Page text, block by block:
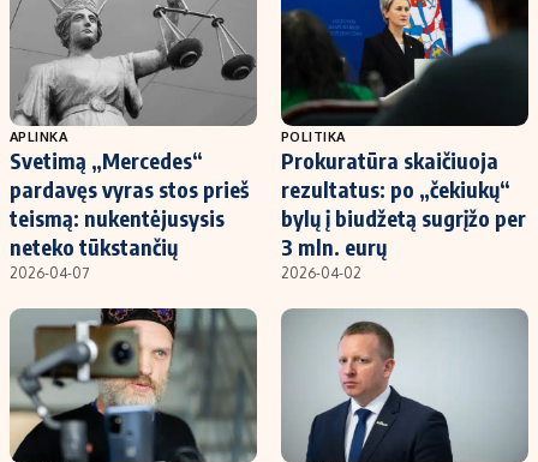
APLINKA
Svetimą „Mercedes“
pardavęs vyras stos prieš
teismą: nukentėjusysis
neteko tūkstančių
2026-04-07
POLITIKA
Prokuratūra skaičiuoja
rezultatus: po „čekiukų“
bylų į biudžetą sugrįžo per
3 mln. eurų
2026-04-02